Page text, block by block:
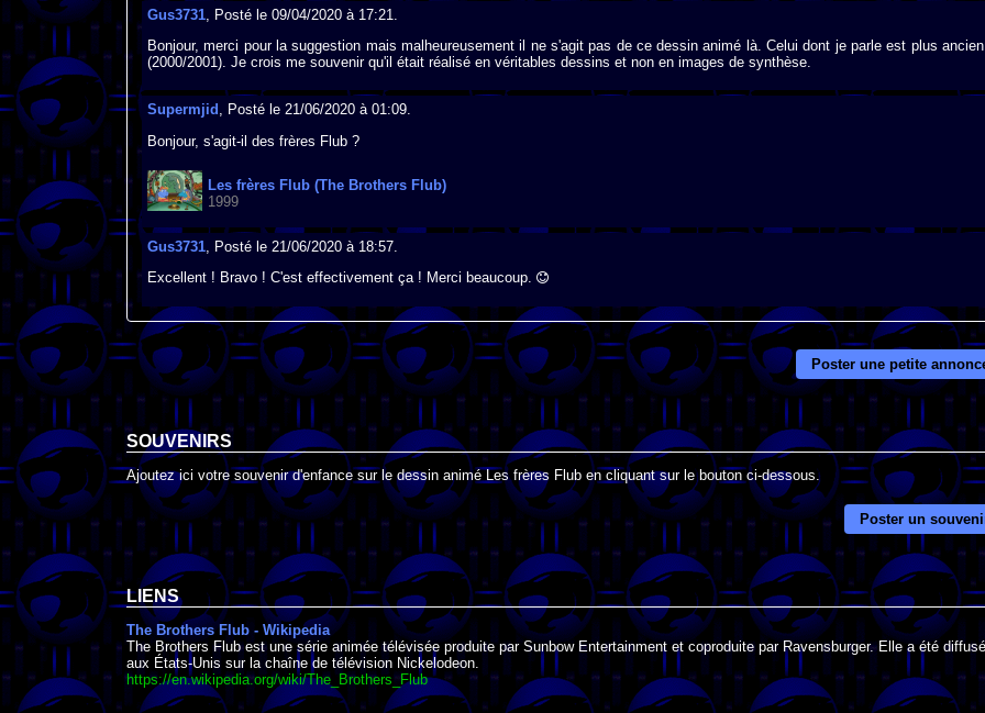
Gus3731, Posté le 09/04/2020 à 17:21.
Bonjour, merci pour la suggestion mais malheureusement il ne s'agit pas de ce dessin animé là. Celui dont je parle est plus ancien
(2000/2001). Je crois me souvenir qu'il était réalisé en véritables dessins et non en images de synthèse.
Supermjid , Posté le 21/06/2020 à 01:09.
Bonjour, s'agit-il des frères Flub ?
Les frères Flub (The Brothers Flub)
1999
Gus3731, Posté le 21/06/2020 à 18:57.
Excellent ! Bravo ! C'est effectivement ça ! Merci beaucoup.
Poster une petite
SOUVENIRS
Ajoutez ici votre souvenir d'enfance sur le dessin animé Les frères Flub en cliquant sur le bouton ci-dessous.
Poster un
LIENS
The Brothers Flub - Wikipedia
The Brothers Flub est une série animée télévisée produite par Sunbow Entertainment et coproduite par Ravensburger. Elle a été
aux États-Unis sur la chaîne de télévision Nickelodeon.
https://en.wikipedia.org/wiki/The_Brothers_Flub